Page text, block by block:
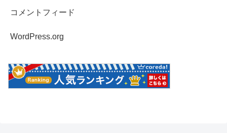
コメントフィード
WordPress.org